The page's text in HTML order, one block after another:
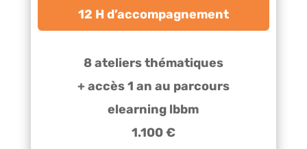
12 H d’accompagnement
8 ateliers thématiques
+ accès 1 an au parcours
elearning lbbm
1.100 €